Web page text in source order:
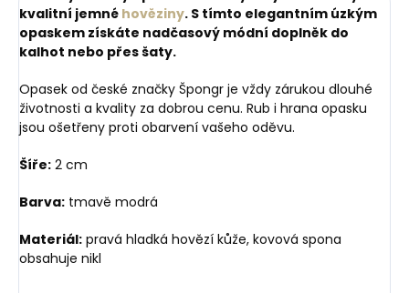
kvalitní jemné hověziny. S tímto elegantním úzkým
opaskem získáte nadčasový módní doplněk do
kalhot nebo přes šaty.
Opasek od české značky Špongr je vždy zárukou dlouhé
životnosti a kvality za dobrou cenu. Rub i hrana opasku
jsou ošetřeny proti obarvení vašeho oděvu.
Šíře: 2 cm
Barva: tmavě modrá
Materiál: pravá hladká hovězí kůže, kovová spona
obsahuje nikl